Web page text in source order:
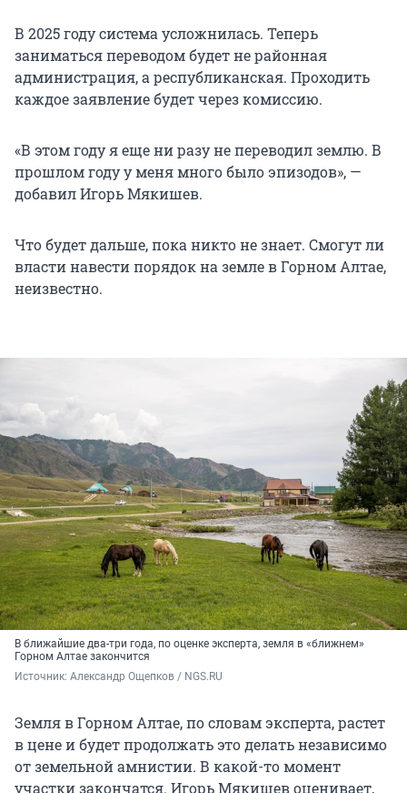
В 2025 году система усложнилась. Теперь
заниматься переводом будет не районная
администрация, а республиканская. Проходить
каждое заявление будет через комиссию.
«В этом году я еще ни разу не переводил землю. В
прошлом году у меня много было эпизодов», —
добавил Игорь Мякишев.
Что будет дальше, пока никто не знает. Смогут ли
власти навести порядок на земле в Горном Алтае,
неизвестно.
В ближайшие два-три года, по оценке эксперта, земля в «ближнем»
Горном Алтае закончится
Источник: Александр Ощепков / NGS.RU
Земля в Горном Алтае, по словам эксперта, растет
в цене и будет продолжать это делать независимо
от земельной амнистии. В какой-то момент
участки закончатся. Игорь Мякишев оценивает,